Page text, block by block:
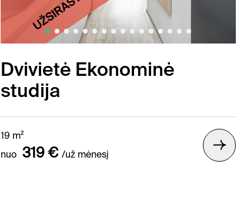
Dvivietė Ekonominė
studija
19 m²
nuo
319 € /už mėnesį